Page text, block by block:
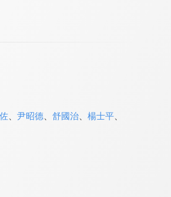
、 尹昭德、 舒國治、 楊士平、